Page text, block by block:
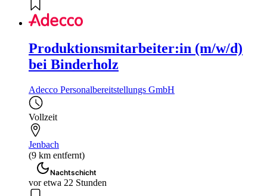
Produktionsmitarbeiter:in (m/w/d)
bei Binderholz
Adecco Personalbereitstellungs GmbH
Vollzeit
Jenbach
(9 km entfernt)
Nachtschicht
vor etwa 22 Stunden